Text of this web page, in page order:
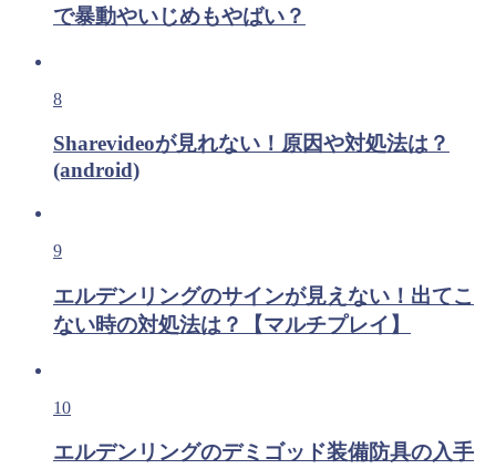
で暴動やいじめもやばい？
8
Sharevideoが見れない！原因や対処法は？
(android)
9
エルデンリングのサインが見えない！出てこ
ない時の対処法は？【マルチプレイ】
10
エルデンリングのデミゴッド装備防具の入手